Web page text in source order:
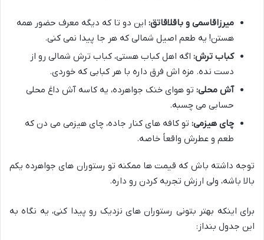
میرزاقاسمی و باقلاقاتق: این دو تا که دیگه معرف حضور همه
هستن! یه طعم اصیل شمالی که هر جا پیدا نمی کنی.
کباب ترش: اگه اهل کباب هستی، کباب ترش شمالی رو از
دست نده. مزه اش فرق داره با هر کبابی که خوردی.
آش محلی: تو هوای خنک جواهرده، یه کاسه آش داغ محلی
حسابی می چسبه.
چای هیزمی: تو کافه های کنار جاده، چای هیزمی می دن که
طعم و عطرش واقعاً خاصه.
توجه داشته باش که قیمت ها ممکنه تو رستوران های جواهرده یکم
بالا باشه، ولی ارزش تجربه کردن رو داره.
برای اینکه بهتر بتونی رستوران های نزدیک رو پیدا کنی، یه نگاه به
این جدول بنداز: